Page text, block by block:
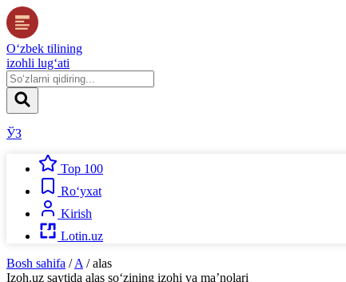
O‘zbek tilining
izohli lug‘ati
ЎЗ
Top 100
Ro‘yxat
Kirish
Lotin.uz
Bosh sahifa / A / alas
Izoh.uz saytida alas so‘zining izohi va ma’nolari